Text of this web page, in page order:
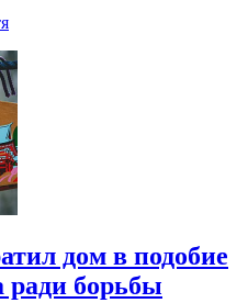
дом в подобие
ради борьбы